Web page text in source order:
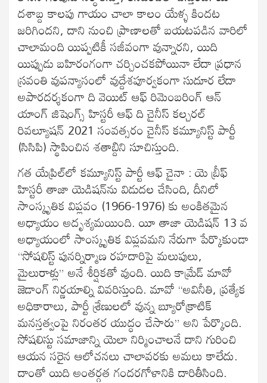
దశాబ్ద కాలపు గాయం చాలా కాలం యేళ్ళ కిందట
జరిగిందని, దాని నుంచి ప్రాణాలతో బయటపడిన వారిలో
చాలామంది యిప్పటికీ సజీవంగా వున్నారని, యిది
యిప్పుడు బహిరంగంగా చర్చించకపోయినా లేదా ప్రధాన
స్రవంతి వుపన్యాసంలో వుద్దేశపూర్వకంగా సుదూర లేదా
అపారదర్శకంగా ది వెయిట్ ఆఫ్ రిమెంబరింగ్ ఆన్
యాంగ్ జిషెంగ్స్ హిస్టరీ ఆఫ్ ది చైనీస్ కల్చరల్
రివల్యూషన్ 2021 సంవత్సరం చైనీస్ కమ్యూనిస్ట్ పార్టీ
(సిసిపి) స్థాపించిన శతాబ్దిని సూచిస్తుంది.
గత యేప్రిల్‌లో కమ్యూనిస్ట్ పార్టీ ఆఫ్ చైనా : యె బ్రీఫ్
హిస్టరీ తాజా యెడిషన్‌ను విడుదల చేసింది, దీనిలో
సాంస్కృతిక విప్లవం (1966-1976) కు అంకితమైన
అధ్యాయం అదృశ్యమయింది. యీ తాజా యెడిషన్ 13 వ
అధ్యాయంలో సాంస్కృతిక విప్లవమని నేరుగా పేర్కొకుండా
“సోషలిస్ట్ పునర్నిర్మాణ రహదారిపై మలుపులు,
మైలురాళ్లు” అనే శీర్షికతో వుంది. యిది కామ్రేడ్ మావో
జెడాంగ్ నిర్ణయాల్ని వివరిస్తుంది. మావో “అవినీతి, ప్రత్యేక
అధికారాలు, పార్టీ శ్రేణులలో వున్న బ్యూరోక్రాటిక్
మనస్తత్వంపై నిరంతర యుద్ధం చేసారు” అని పేర్కొంది.
సోషలిస్టు సమాజాన్ని యెలా నిర్మించాలనే దాని గురించి
ఆయన సరైన ఆలోచనలు చాలావరకు అమలు కాలేదు.
దాంతో యిది అంతర్గత గందరగోళానికి దారితీసింది.